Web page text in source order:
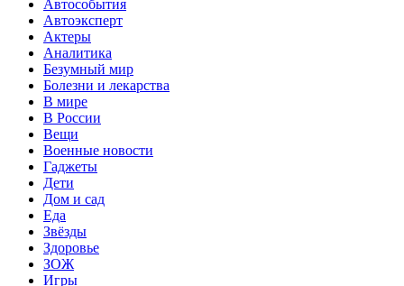
Автособытия
Автоэксперт
Актеры
Аналитика
Безумный мир
Болезни и лекарства
В мире
В России
Вещи
Военные новости
Гаджеты
Дети
Дом и сад
Еда
Звёзды
Здоровье
ЗОЖ
Игры